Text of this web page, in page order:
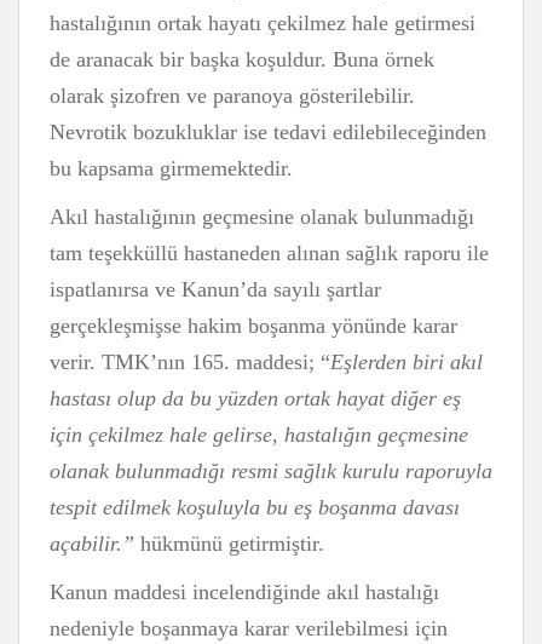
hastalığının ortak hayatı çekilmez hale getirmesi
de aranacak bir başka koşuldur. Buna örnek
olarak şizofren ve paranoya gösterilebilir.
Nevrotik bozukluklar ise tedavi edilebileceğinden
bu kapsama girmemektedir.
Akıl hastalığının geçmesine olanak bulunmadığı
tam teşekküllü hastaneden alınan sağlık raporu ile
ispatlanırsa ve Kanun’da sayılı şartlar
gerçekleşmişse hakim boşanma yönünde karar
verir. TMK’nın 165. maddesi; “Eşlerden biri akıl
hastası olup da bu yüzden ortak hayat diğer eş
için çekilmez hale gelirse, hastalığın geçmesine
olanak bulunmadığı resmi sağlık kurulu raporuyla
tespit edilmek koşuluyla bu eş boşanma davası
açabilir.” hükmünü getirmiştir.
Kanun maddesi incelendiğinde akıl hastalığı
nedeniyle boşanmaya karar verilebilmesi için